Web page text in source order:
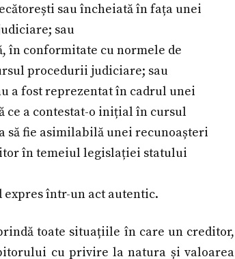
sau încheiată în fața unei
sau
în conformitate cu normele de
procedurii judiciare; sau
a fost reprezentat în cadrul unei
ce a contestat-o inițial în cursul
să fie asimilabilă unei recunoașteri
în temeiul legislației statului
într-un act autentic.
toate situațiile în care un creditor,
cu privire la natura și valoarea